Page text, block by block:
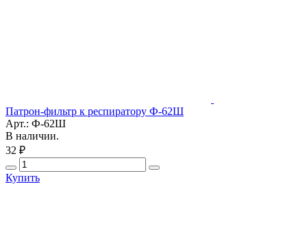
Патрон-фильтр к респиратору Ф-62Ш
Арт.: Ф-62Ш
В наличии.
32 ₽
Купить